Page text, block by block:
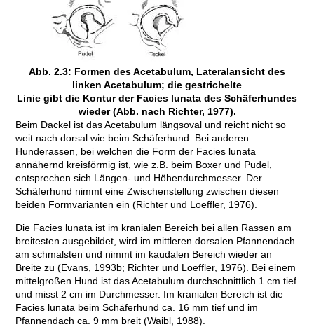
Abb. 2.3: Formen des Acetabulum, Lateralansicht des
linken Acetabulum; die gestrichelte
Linie gibt die Kontur der Facies lunata des Schäferhundes
wieder (Abb. nach Richter, 1977).
Beim Dackel ist das Acetabulum längsoval und reicht nicht so
weit nach dorsal wie beim Schäferhund. Bei anderen
Hunderassen, bei welchen die Form der Facies lunata
annähernd kreisförmig ist, wie z.B. beim Boxer und Pudel,
entsprechen sich Längen- und Höhendurchmesser. Der
Schäferhund nimmt eine Zwischenstellung zwischen diesen
beiden Formvarianten ein (Richter und Loeffler, 1976).
Die Facies lunata ist im kranialen Bereich bei allen Rassen am
breitesten ausgebildet, wird im mittleren dorsalen Pfannendach
am schmalsten und nimmt im kaudalen Bereich wieder an
Breite zu (Evans, 1993b; Richter und Loeffler, 1976). Bei einem
mittelgroßen Hund ist das Acetabulum durchschnittlich 1 cm tief
und misst 2 cm im Durchmesser. Im kranialen Bereich ist die
Facies lunata beim Schäferhund ca. 16 mm tief und im
Pfannendach ca. 9 mm breit (Waibl, 1988).